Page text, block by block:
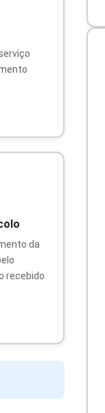
da
recebido